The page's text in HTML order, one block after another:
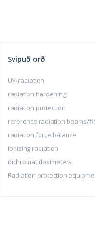
Svipuð orð
UV-radiation
radiation hardening
radiation protection
reference radiation beams/
radiation force balance
ionising radiation
dichromat dosimeters
Radiation protection